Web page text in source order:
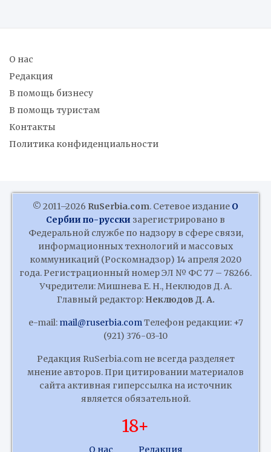
О нас
Редакция
В помощь бизнесу
В помощь туристам
Контакты
Политика конфиденциальности
© 2011–2026 RuSerbia.com. Сетевое издание О
Сербии по-русски зарегистрировано в
Федеральной службе по надзору в сфере связи,
информационных технологий и массовых
коммуникаций (Роскомнадзор) 14 апреля 2020
года. Регистрационный номер ЭЛ № ФС 77 – 78266.
Учредители: Мишнева Е. Н., Неклюдов Д. А.
Главный редактор: Неклюдов Д. А.
e-mail: mail@ruserbia.comТелефон редакции: +7
(921) 376-03-10
Редакция RuSerbia.com не всегда разделяет
мнение авторов. При цитировании материалов
сайта активная гиперссылка на источник
является обязательной.
18+
О нас Редакция